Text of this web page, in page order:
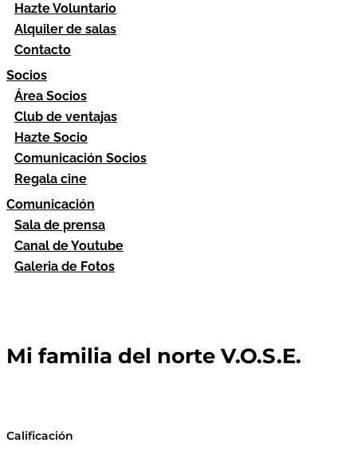
Hazte Voluntario
Alquiler de salas
Contacto
Socios
Área Socios
Club de ventajas
Hazte Socio
Comunicación Socios
Regala cine
Comunicación
Sala de prensa
Canal de Youtube
Galeria de Fotos
Mi familia del norte V.O.S.E.
Calificación